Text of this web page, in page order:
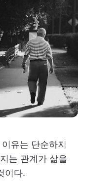
유는 단순하지
는 관계가 삶을
이다.